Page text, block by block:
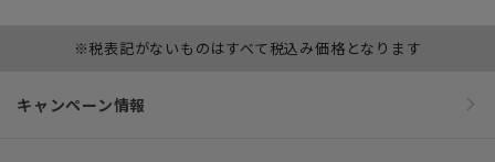
※税表記がないものはすべて税込み価格となります
キャンペーン情報